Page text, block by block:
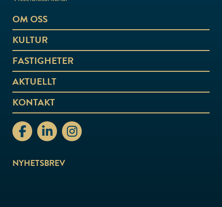
OM OSS
KULTUR
FASTIGHETER
AKTUELLT
KONTAKT
stiftelsenabo Facebook
stiftelsenabo Linkedin
stiftelsenabo Instagram
NYHETSBREV